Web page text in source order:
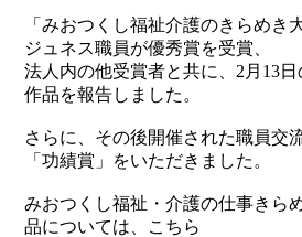
「みおつくし福祉介護のきらめき
ジュネス職員が優秀賞を受賞、
法人内の他受賞者と共に、2月13
作品を報告しました。
さらに、その後開催された職員交
「功績賞」をいただきました。
みおつくし福祉・介護の仕事きら
品については、こちら